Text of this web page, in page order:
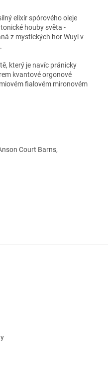
elixír spórového oleje
houby světa -
z mystických hor Wuyi v
který je navíc pránicky
kvantové orgonové
fialovém mironovém
Court Barns,